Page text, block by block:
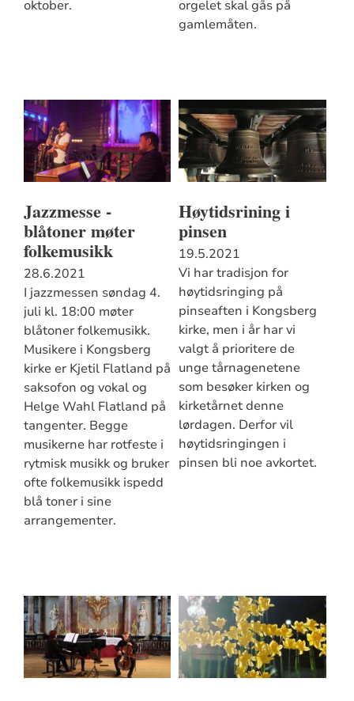
oktober.
orgelet skal gås på
gamlemåten.
Jazzmesse -
blåtoner møter
folkemusikk
28.6.2021
I jazzmessen søndag 4.
juli kl. 18:00 møter
blåtoner folkemusikk.
Musikere i Kongsberg
kirke er Kjetil Flatland på
saksofon og vokal og
Helge Wahl Flatland på
tangenter. Begge
musikerne har rotfeste i
rytmisk musikk og bruker
ofte folkemusikk ispedd
blå toner i sine
arrangementer.
Høytidsrining i
pinsen
19.5.2021
Vi har tradisjon for
høytidsringing på
pinseaften i Kongsberg
kirke, men i år har vi
valgt å prioritere de
unge tårnagenetene
som besøker kirken og
kirketårnet denne
lørdagen. Derfor vil
høytidsringingen i
pinsen bli noe avkortet.